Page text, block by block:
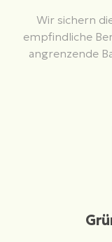
Wir sichern
empfindliche
angrenzende